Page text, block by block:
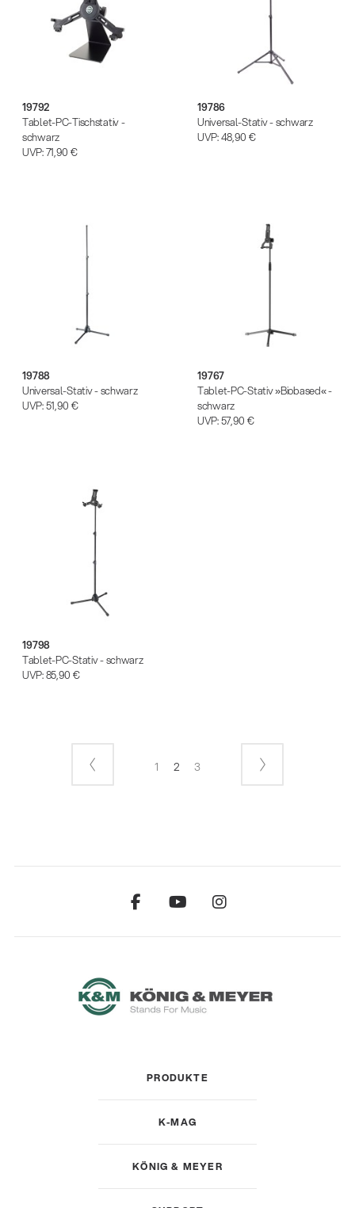
19792
Tablet-PC-Tischstativ -
schwarz
UVP:71,90 €
19786
Universal-Stativ - schwarz
UVP:48,90 €
19788
Universal-Stativ - schwarz
UVP:51,90 €
19767
Tablet-PC-Stativ »Biobased« -
schwarz
UVP:57,90 €
19798
Tablet-PC-Stativ - schwarz
UVP:85,90 €
1 2 3
PRODUKTE
K-MAG
KÖNIG & MEYER